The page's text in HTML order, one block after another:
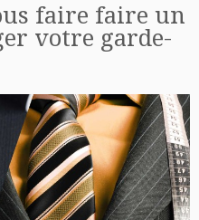
faire faire un
votre garde-